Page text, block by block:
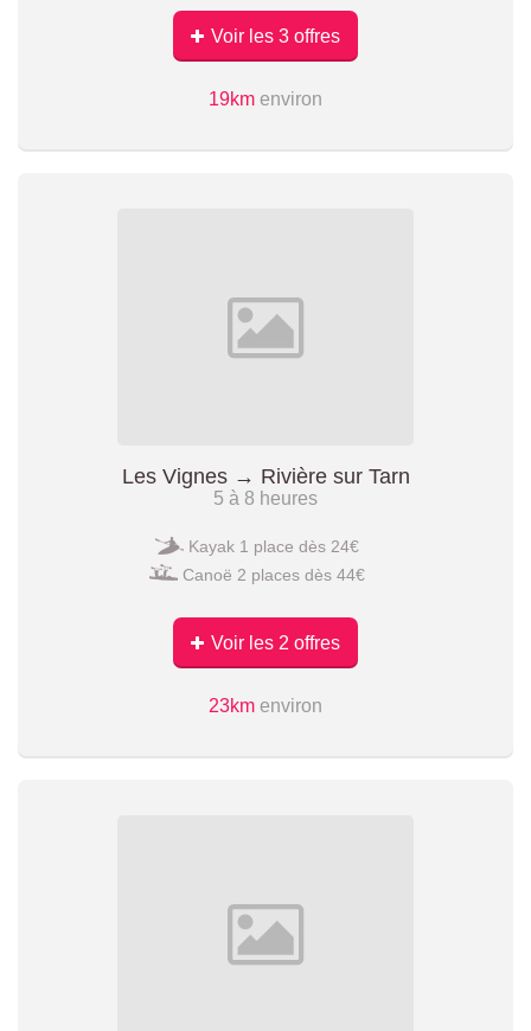
Voir les 3 offres
19km environ
Les Vignes → Rivière sur Tarn
5 à 8 heures
Kayak 1 place dès 24€
Canoë 2 places dès 44€
Voir les 2 offres
23km environ